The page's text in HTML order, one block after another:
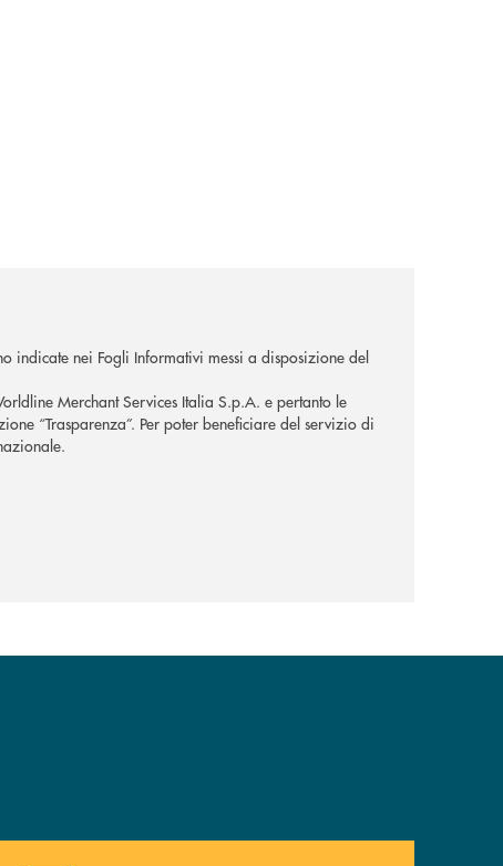
indicate nei Fogli Informativi messi a disposizione del
Merchant Services Italia S.p.A. e pertanto le
“Trasparenza”. Per poter beneficiare del servizio di